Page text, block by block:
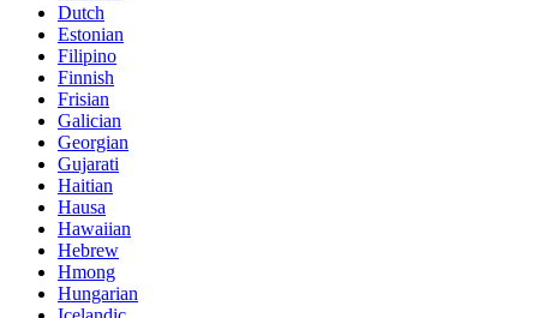
Dutch
Estonian
Filipino
Finnish
Frisian
Galician
Georgian
Gujarati
Haitian
Hausa
Hawaiian
Hebrew
Hmong
Hungarian